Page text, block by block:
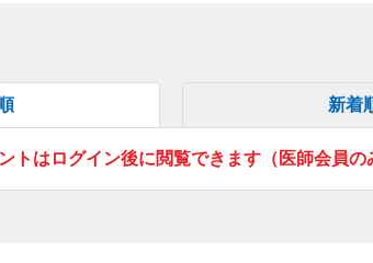
新着
トはログイン後に閲覧できます（医師会員の